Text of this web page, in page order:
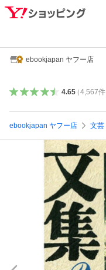
ebookjapan ヤフー店
4.65（4,567件
ebookjapan ヤフー店 文芸